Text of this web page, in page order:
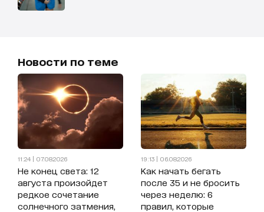
Новости по теме
11:24 | 07.08.2026
Не конец света: 12
августа произойдет
редкое сочетание
солнечного затмения,
19:13 | 06.08.2026
Как начать бегать
после 35 и не бросить
через неделю: 6
правил, которые